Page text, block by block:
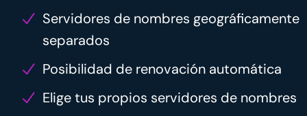
Servidores de nombres geográficamente
separados
Posibilidad de renovación automática
Elige tus propios servidores de nombres